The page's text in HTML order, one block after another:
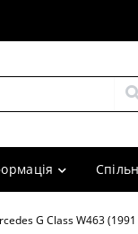
G Class W463